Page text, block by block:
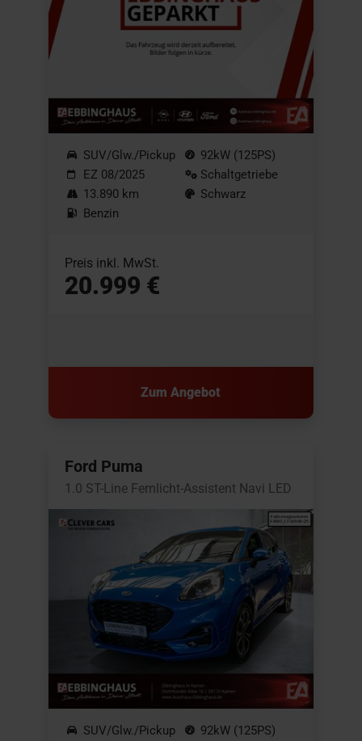
SUV/Glw./Pickup
EZ 08/2025
13.890 km
Benzin
92kW (125PS)
Schaltgetriebe
Schwarz
Preis inkl. MwSt.
20.999 €
Zum Angebot
Ford Puma
1.0 ST-Line Fernlicht-Assistent Navi LED
SUV/Glw./Pickup
92kW (125PS)